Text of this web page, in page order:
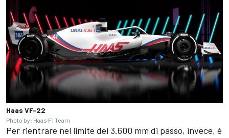
Haas VF-22
Photo by: Haas F1 Team
Per rientrare nel limite dei 3.600 mm di passo, invece, è